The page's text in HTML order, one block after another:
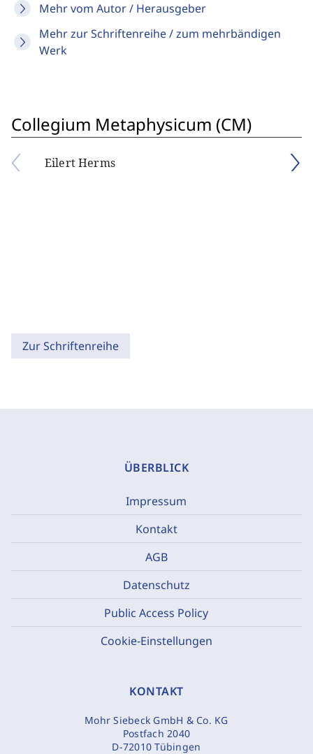
Mehr vom Autor / Herausgeber
Mehr zur Schriftenreihe / zum mehrbändigen
Werk
Collegium Metaphysicum (CM)
Eilert Herms
Zur Schriftenreihe
ÜBERBLICK
Impressum
Kontakt
AGB
Datenschutz
Public Access Policy
Cookie-Einstellungen
KONTAKT
Mohr Siebeck GmbH & Co. KG
Postfach 2040
D-72010 Tübingen